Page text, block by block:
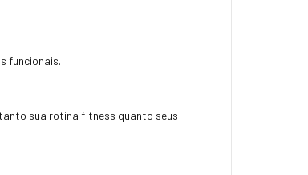
funcionais.
sua rotina fitness quanto seus